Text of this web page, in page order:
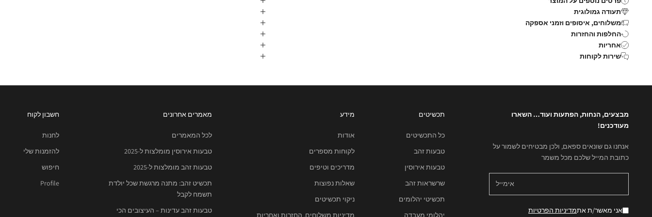
תעודה גמולוגית
משלוחים, איסופים וזמני אספקה
החלפות והחזרות
אחריות
שירות לקוחות
מבצעים, הנחות, הפתעות ועוד… השארו
מעודכנים!
אנחנו גם שונאים ספאם, ולכן מבטיחים לשמור על
כתובת המייל שלכם מכל משמר
אני מאשר/ת אתמדיניות הפרטיות
תכשיטים
כל התכשיטים
טבעות זהב
טבעות אירוסין
שרשראות זהב
תכשיטי יהלומים
יהלומי מעבדה
מידע
אודות
לקוחות מספרים
מדריכים וטיפים
שאלות נפוצות
ניקוי תכשיטים
מדיניות משלוחים, החזרות ואחריות
מאמרים אחרונים
לכל המאמרים
טבעות אירוסין מומלצות ל-2025
טבעות זהב מומלצות ל-2025
תכשיט זהב: מתנה מרגשת שכל יולדת
תשמח לקבל
טבעות זהב עדינות – העיצובים הכי
חשבון לקוח
לחנות
להזמנות שלי
חיפוש
Profile